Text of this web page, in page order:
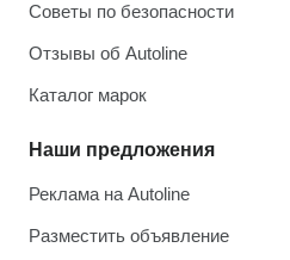
Советы по безопасности
Отзывы об Autoline
Каталог марок
Наши предложения
Реклама на Autoline
Разместить объявление